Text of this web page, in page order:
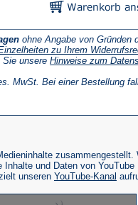
ohne Angabe von Gründen
zu Ihrem
unsere Hinweise zum
MwSt. Bei einer Bestellung
zusammengestellt.
und Daten von YouTube
unseren YouTube-Kanal